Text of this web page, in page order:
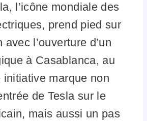
l’icône mondiale des
prend pied sur
avec l’ouverture d’un
à Casablanca, au
initiative marque non
de Tesla sur le
mais aussi un pas